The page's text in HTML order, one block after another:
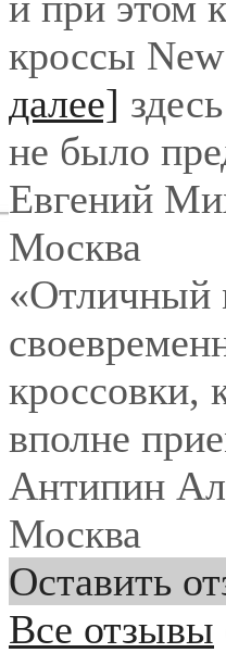
кроссы
далее]
не было
Евгений
Москва
«Отличный
кроссовки,
вполне
Антипин
Москва
Оставить
Все отзывы